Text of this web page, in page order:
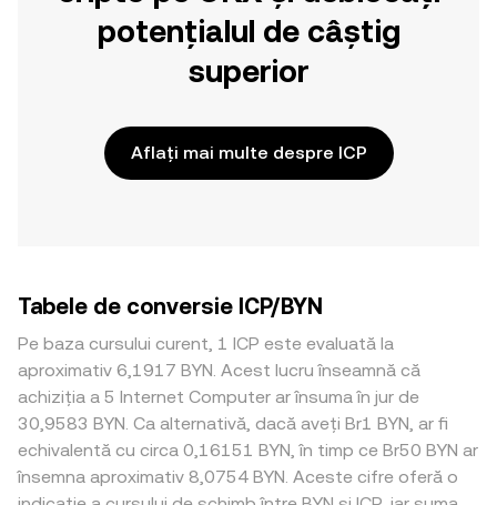
potențialul de câștig
superior
Aflați mai multe despre ICP
Tabele de conversie ICP/BYN
Pe baza cursului curent, 1 ICP este evaluată la
aproximativ 6,1917 BYN. Acest lucru înseamnă că
achiziția a 5 Internet Computer ar însuma în jur de
30,9583 BYN. Ca alternativă, dacă aveți Br1 BYN, ar fi
echivalentă cu circa 0,16151 BYN, în timp ce Br50 BYN ar
însemna aproximativ 8,0754 BYN. Aceste cifre oferă o